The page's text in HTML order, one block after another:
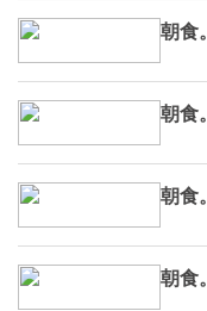
朝食。
朝食。
朝食。
朝食。